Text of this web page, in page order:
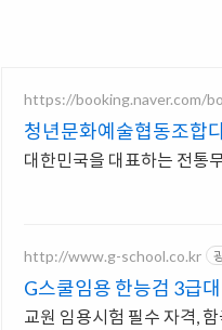
https://booking.naver.com/
청년문화예술협동조합
대한민국을 대표하는 전통
http://www.g-school.co.kr
G스쿨임용 한능검 3급
교원 임용시험 필수 자격,